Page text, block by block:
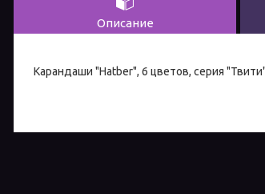
Описание
Карандаши "Hatber", 6 цветов, серия